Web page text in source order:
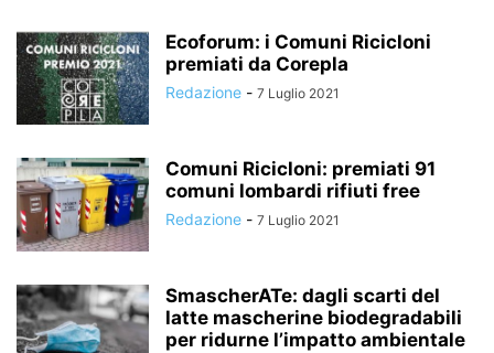
Ecoforum: i Comuni Ricicloni
premiati da Corepla
Redazione - 7 Luglio 2021
Comuni Ricicloni: premiati 91
comuni lombardi rifiuti free
Redazione - 7 Luglio 2021
SmascherATe: dagli scarti del
latte mascherine biodegradabili
per ridurne l’impatto ambientale